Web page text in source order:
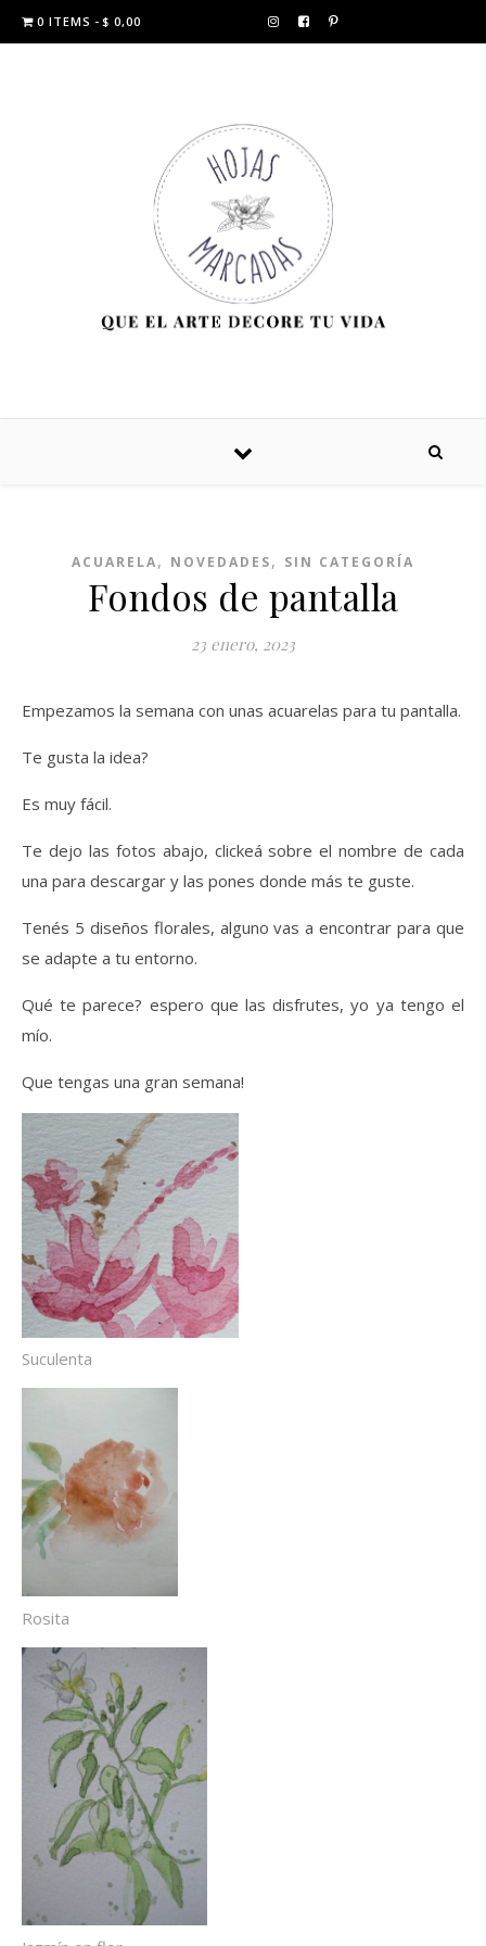
0 ITEMS $ 0,00
ACUARELA, NOVEDADES, SIN CATEGORÍA
Fondos de pantalla
23 enero, 2023
Empezamos la semana con unas acuarelas para tu pantalla.
Te gusta la idea?
Es muy fácil.
Te dejo las fotos abajo, clickeá sobre el nombre de cada
una para descargar y las pones donde más te guste.
Tenés 5 diseños florales, alguno vas a encontrar para que
se adapte a tu entorno.
Qué te parece? espero que las disfrutes, yo ya tengo el
mío.
Que tengas una gran semana!
Suculenta
Rosita